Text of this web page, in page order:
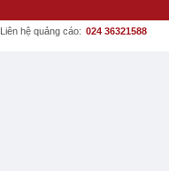
Liên hệ quảng cáo: 024 36321588